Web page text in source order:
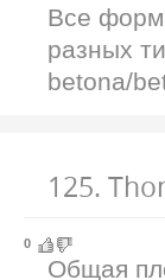
Все
разных
betona/
125.
0
Общая